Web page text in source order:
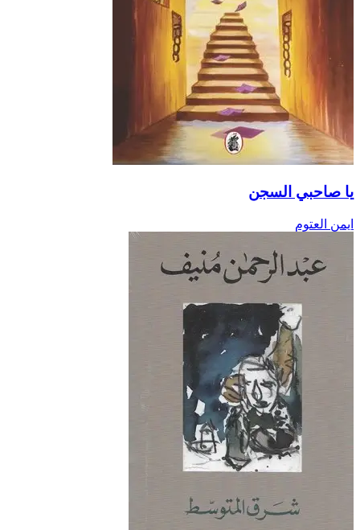
يا صاحبي السجن
ايمن العتوم